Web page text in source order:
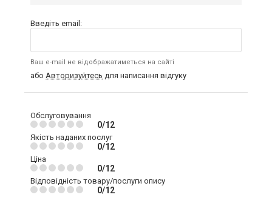
Введіть email:
Ваш e-mail не відображатиметься на сайті
або Авторизуйтесь для написання відгуку
Обслуговування
0/12
Якість наданих послуг
0/12
Ціна
0/12
Відповідність товару/послуги опису
0/12